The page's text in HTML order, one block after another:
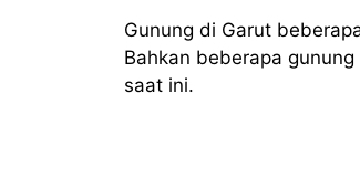
Gunung di Garut
Bahkan beberapa
saat ini.